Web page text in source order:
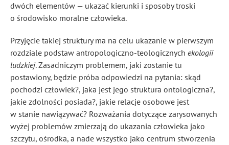
dwóch elementów — ukazać kierunki i sposoby troski
o środowisko moralne człowieka.
Przyjęcie takiej struktury ma na celu ukazanie w pierwszym
rozdziale podstaw antropologiczno-teologicznych ekologii
ludzkiej. Zasadniczym problemem, jaki zostanie tu
postawiony, będzie próba odpowiedzi na pytania: skąd
pochodzi człowiek?, jaka jest jego struktura ontologiczna?,
jakie zdolności posiada?, jakie relacje osobowe jest
w stanie nawiązywać? Rozważania dotyczące zarysowanych
wyżej problemów zmierzają do ukazania człowieka jako
szczytu, ośrodka, a nade wszystko jako centrum stworzenia